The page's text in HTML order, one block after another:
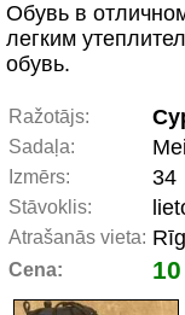
Обувь в
легким
обувь.
Ražotājs:
Sadaļa:
Izmērs: 34
Stāvoklis:
Atrašanās vieta:
Cena: